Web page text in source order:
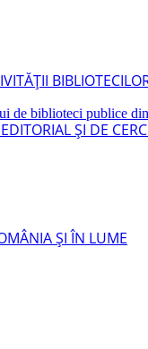
de biblioteci publice
ŞI DE
ŞI ÎN LUME